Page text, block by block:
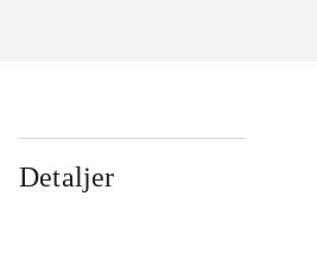
Detaljer